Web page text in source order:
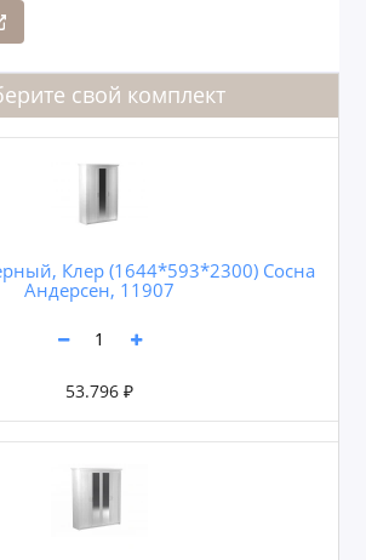
свой комплект
Клер (1644*593*2300) Сосна
Андерсен, 11907
53.796 ₽